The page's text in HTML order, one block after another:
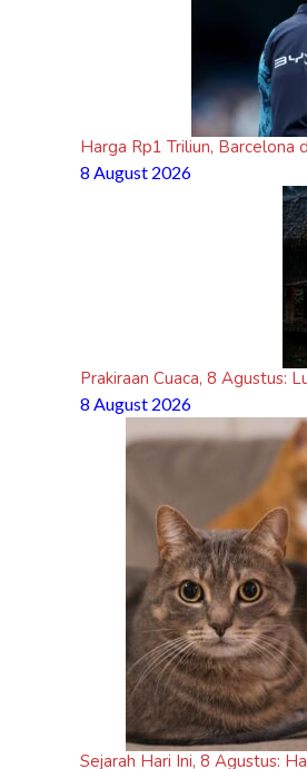
Harga Rp1 Triliun, Barcelona
8 August 2026
Prakiraan Cuaca, 8 Agustus:
8 August 2026
Sejarah Hari Ini, 8 Agustus: